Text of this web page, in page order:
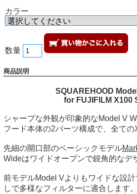
カラー
数量
商品説明
SQUAREHOOD
for FUJIFILM X100
シャープな外観が印象的なModel V
フード本体の2パーツ構成で、全ての
先細の開口部のベーシックモデル
Wideはワイドオープンで鋭角的なデ
前モデルModel Vよりもワイドな設
しで多様なフィルターに適合します